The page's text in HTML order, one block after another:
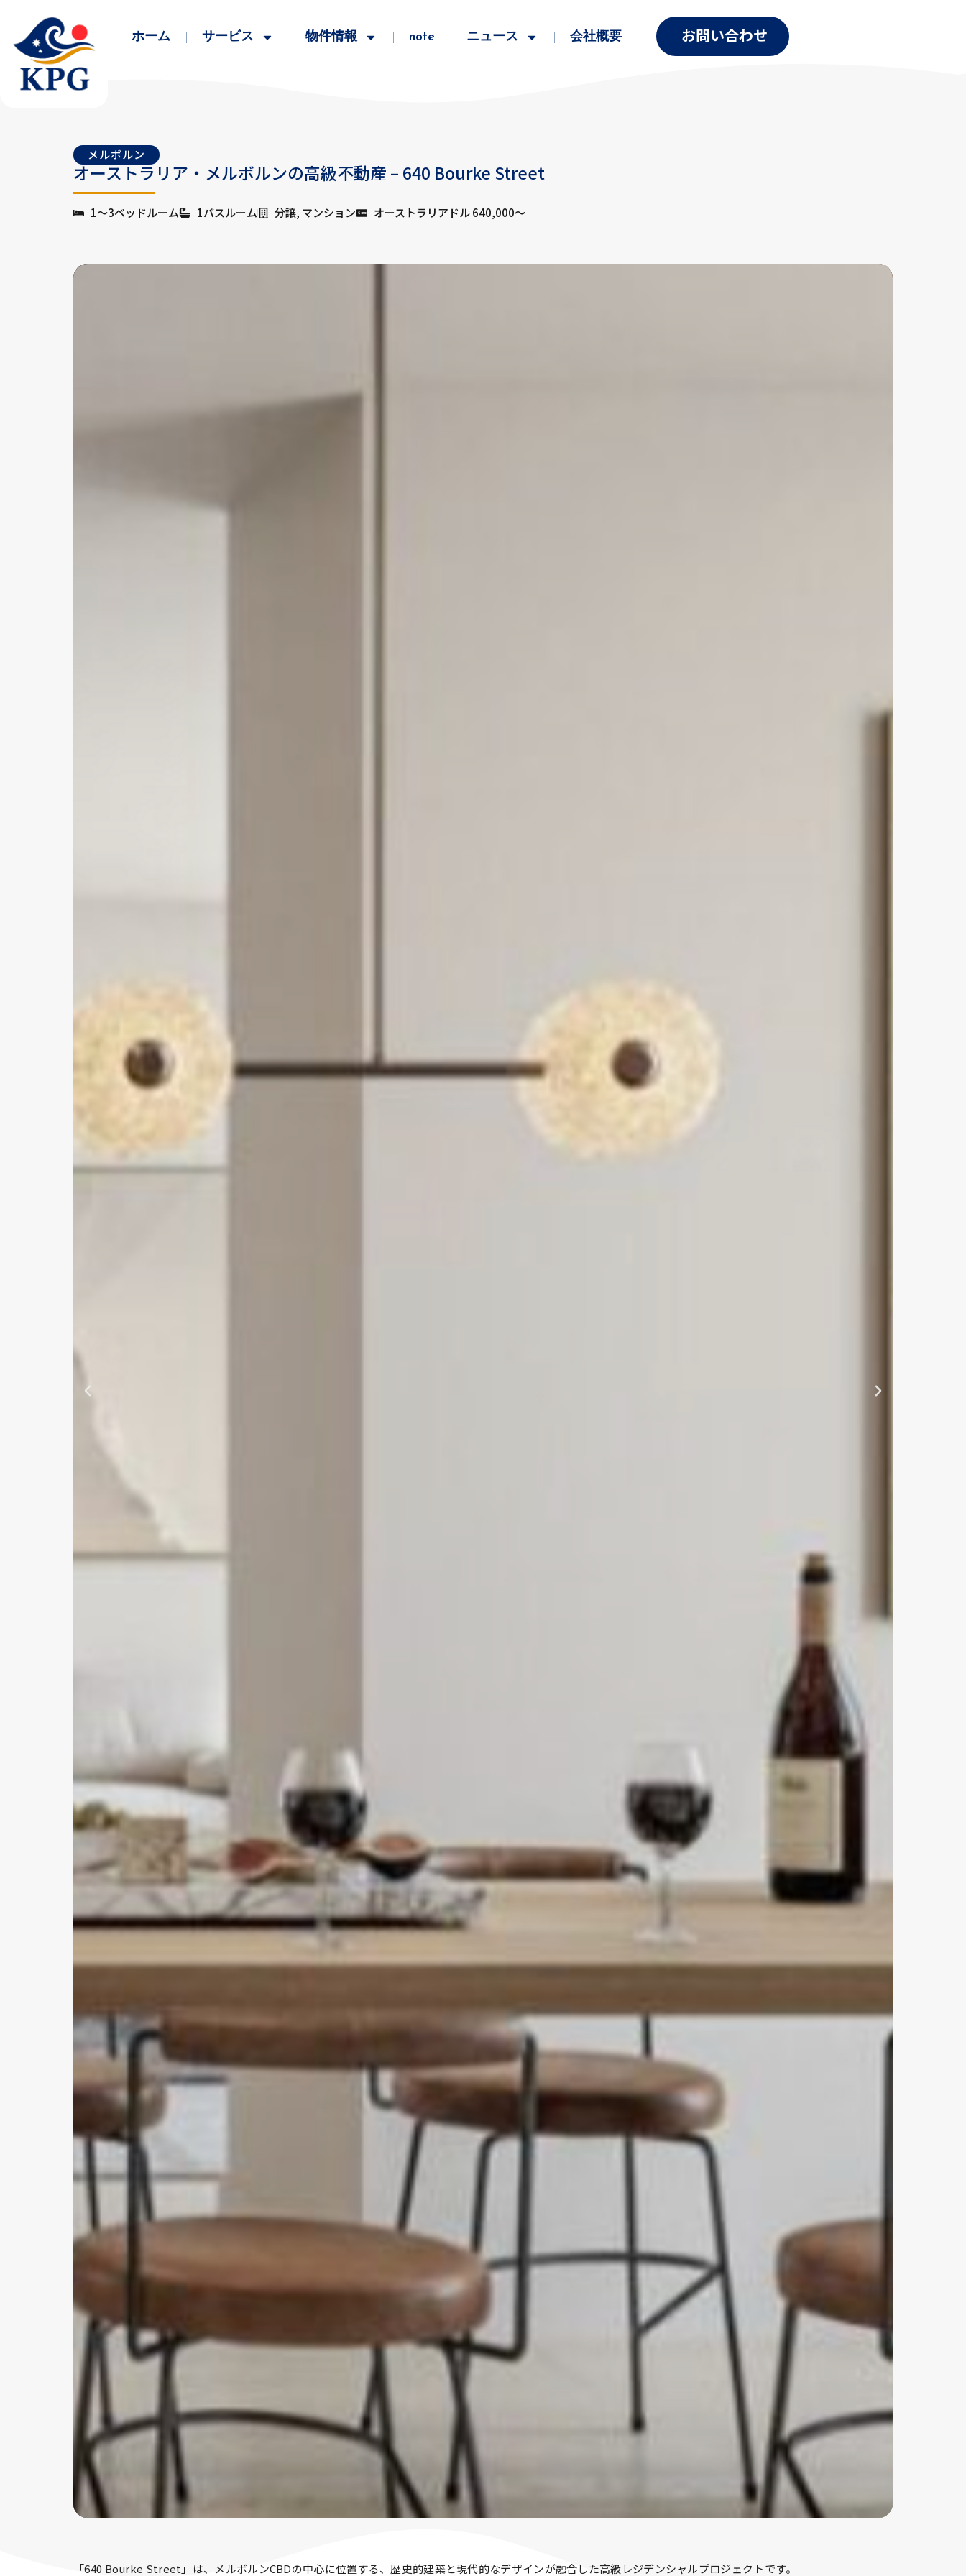
ホーム サービス 物件情報 note ニュース 会社概要 お問い合わせ
メルボルン
オーストラリア・メルボルンの高級不動産 – 640 Bourke Street
1〜3ベッドルーム 1バスルーム 分譲, マンション オーストラリアドル 640,000〜
「640 Bourke Street」は、メルボルンCBDの中心に位置する、歴史的建築と現代的なデザインが融合した高級レジデンシャルプロジェクトです。